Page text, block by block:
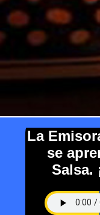
La
se
Salsa.